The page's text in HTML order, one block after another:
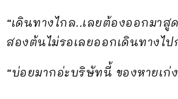
“เดินทางไกล..เลยต้องออกมาสู
สองต้นไม่รอเลยออกเดินทางไป
“บ่อยมากอ่ะบริษัทนี้ ของหายเก่